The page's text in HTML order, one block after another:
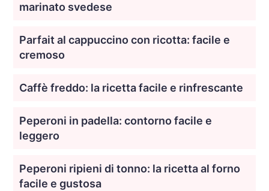
marinato svedese
Parfait al cappuccino con ricotta: facile e
cremoso
Caffè freddo: la ricetta facile e rinfrescante
Peperoni in padella: contorno facile e
leggero
Peperoni ripieni di tonno: la ricetta al forno
facile e gustosa